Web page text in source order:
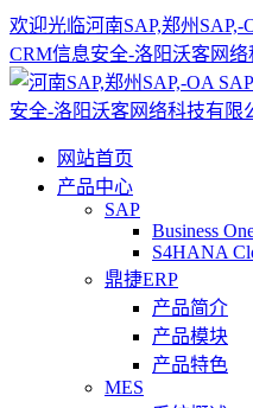
欢迎光临河南SAP,郑州SAP,-
CRM信息安全-洛阳沃客网络
网站首页
产品中心
SAP
Business
S4HANA
鼎捷ERP
产品简介
产品模块
产品特色
MES